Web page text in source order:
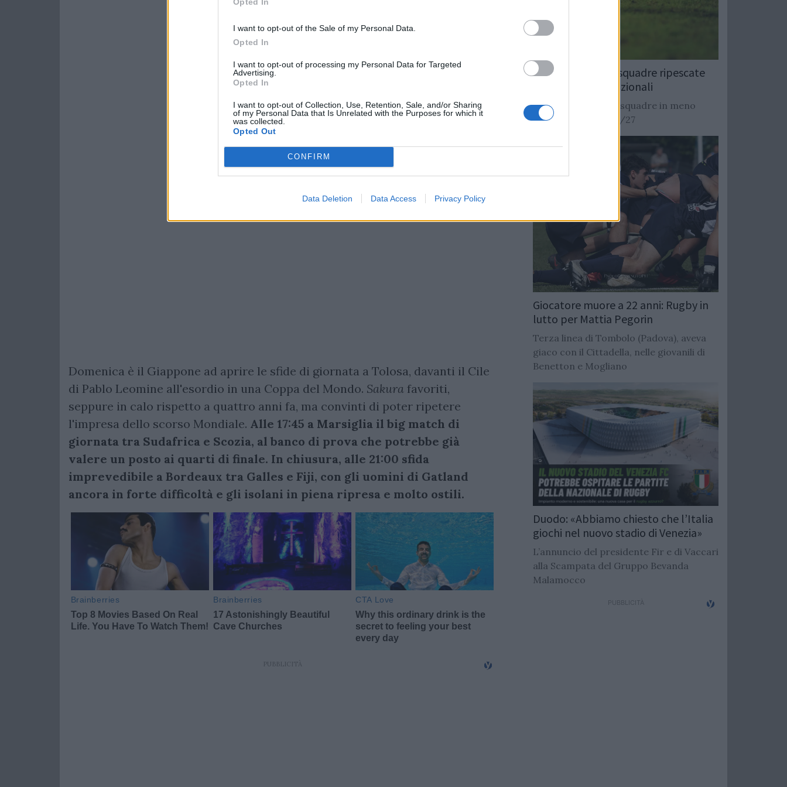
I want to opt-out of the Sale of my Personal Data.
Opted In
I want to opt-out of processing my Personal Data for Targeted
Advertising.
Opted In
I want to opt-out of Collection, Use, Retention, Sale, and/or Sharing
of my Personal Data that Is Unrelated with the Purposes for which it
was collected.
Opted Out
CONFIRM
Data Deletion Data Access Privacy Policy
Domenica è il Giappone ad aprire le sfide di giornata a Tolosa, davanti il Cile
di Pablo Leomine all'esordio in una Coppa del Mondo. Sakura favoriti,
seppure in calo rispetto a quattro anni fa, ma convinti di poter ripetere
l'impresa dello scorso Mondiale. Alle 17:45 a Marsiglia il big match di
giornata tra Sudafrica e Scozia, al banco di prova che potrebbe già
valere un posto ai quarti di finale. In chiusura, alle 21:00 sfida
imprevedibile a Bordeaux tra Galles e Fiji, con gli uomini di Gatland
ancora in forte difficoltà e gli isolani in piena ripresa e molto ostili.
Rugby: Record di squadre ripescate
nei campionati nazionali
Si stimano oltre 20 squadre in meno
dalla stagione 2026/27
Giocatore muore a 22 anni: Rugby in
lutto per Mattia Pegorin
Terza linea di Tombolo (Padova), aveva
giaco con il Cittadella, nelle giovanili di
Benetton e Mogliano
Duodo: «Abbiamo chiesto che l’Italia
giochi nel nuovo stadio di Venezia»
L’annuncio del presidente Fir e di Vaccari
alla Scampata del Gruppo Bevanda
Malamocco